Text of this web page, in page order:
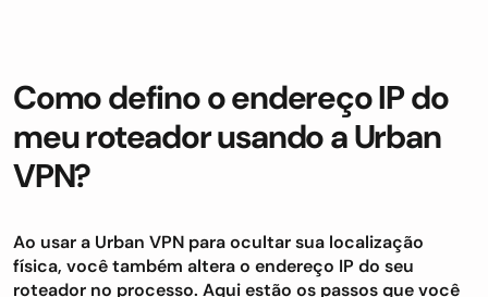
Como defino o endereço IP do
meu roteador usando a Urban
VPN?
Ao usar a Urban VPN para ocultar sua localização
física, você também altera o endereço IP do seu
roteador no processo. Aqui estão os passos que você